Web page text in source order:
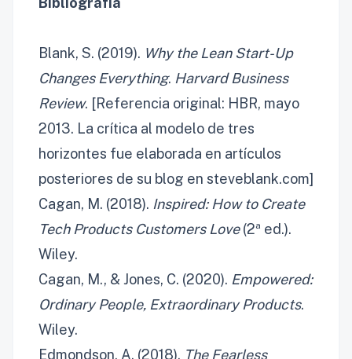
Blank, S. (2019). Why the Lean Start-Up
Changes Everything. Harvard Business
Review. [Referencia original: HBR, mayo
2013. La crítica al modelo de tres
horizontes fue elaborada en artículos
posteriores de su blog en steveblank.com]
Cagan, M. (2018). Inspired: How to Create
Tech Products Customers Love(2ª ed.).
Wiley.
Cagan, M., & Jones, C. (2020). Empowered:
Ordinary People, Extraordinary Products.
Wiley.
Edmondson, A. (2018). The Fearless